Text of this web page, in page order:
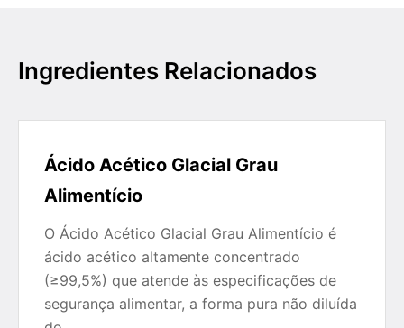
Ingredientes Relacionados
Ácido Acético Glacial Grau
Alimentício
O Ácido Acético Glacial Grau Alimentício é
ácido acético altamente concentrado
(≥99,5%) que atende às especificações de
segurança alimentar, a forma pura não diluída